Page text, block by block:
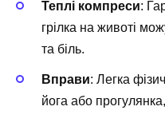
Теплі компреси:
грілка на животі
та біль.
Вправи: Легка
йога або